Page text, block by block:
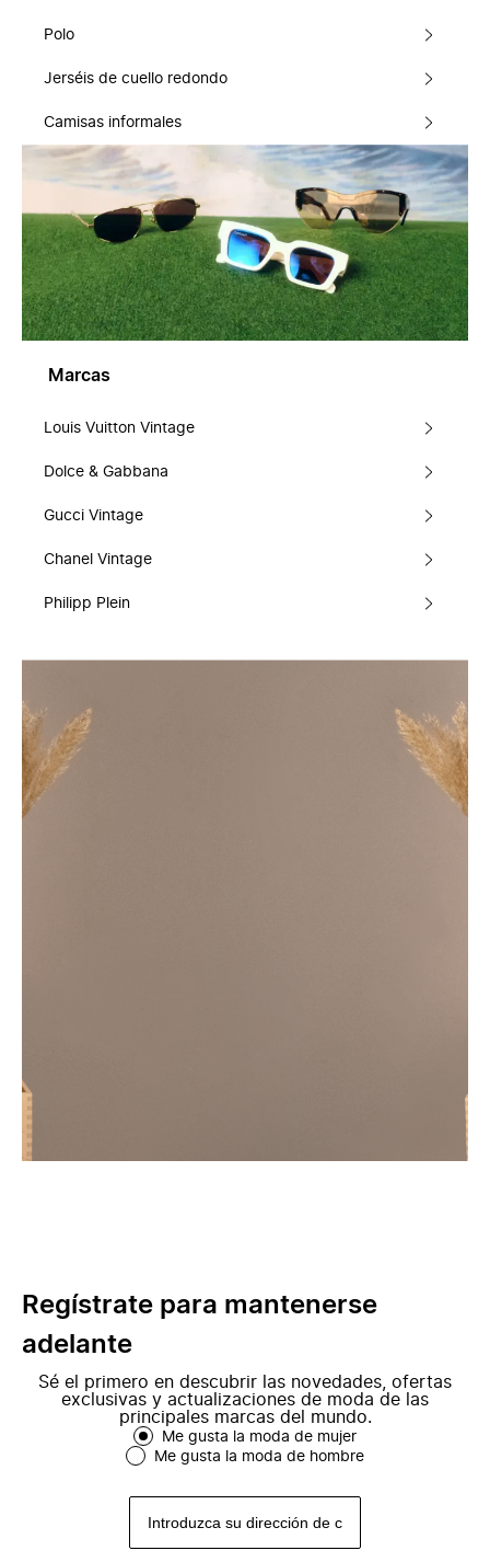
Polo
Jerséis de cuello redondo
Camisas informales
Marcas
Louis Vuitton Vintage
Dolce & Gabbana
Gucci Vintage
Chanel Vintage
Philipp Plein
Regístrate para mantenerse
adelante
Sé el primero en descubrir las novedades, ofertas
exclusivas y actualizaciones de moda de las
principales marcas del mundo.
Me gusta la moda de mujer
Me gusta la moda de hombre